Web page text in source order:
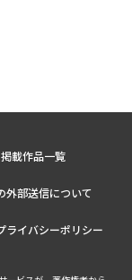
掲載作品一覧
外部送信について
ライバシーポリシー